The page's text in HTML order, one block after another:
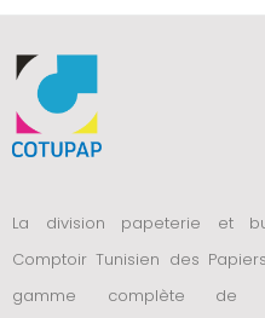
La division papeterie et
Comptoir Tunisien des
gamme complète de